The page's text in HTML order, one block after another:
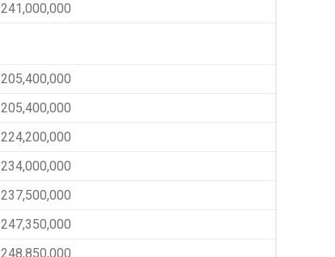
241,000,000
205,400,000
205,400,000
224,200,000
234,000,000
237,500,000
247,350,000
248,850,000